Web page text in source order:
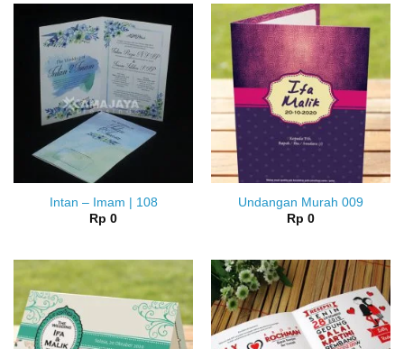
Intan – Imam | 108
Rp 0
Undangan Murah 009
Rp 0